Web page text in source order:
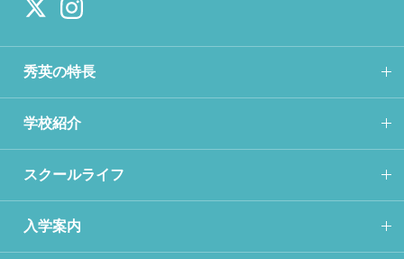
秀英の特長
学校紹介
スクールライフ
入学案内